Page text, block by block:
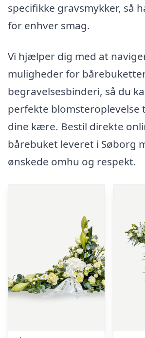
specifikke gravsmykker, så
for enhver smag.
Vi hjælper dig med at
muligheder for
begravelsesbinderi, så du
perfekte blomsteroplevelse
dine kære. Bestil direkte
bårebuket leveret i Søborg
ønskede omhu og respekt.